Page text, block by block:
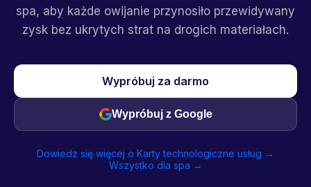
spa, aby każde owijanie przynosiło przewidywany
zysk bez ukrytych strat na drogich materiałach.
Wypróbuj za darmo
Wypróbuj z Google
Dowiedz się więcej o Karty technologiczne usług →
Wszystko dla spa →